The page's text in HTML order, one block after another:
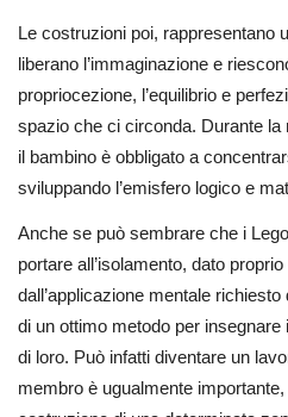
Le costruzioni poi, rappresentano
liberano l’immaginazione e
propriocezione, l’equilibrio e
spazio che ci circonda. Durante
il bambino è obbligato a
sviluppando l’emisfero logico e
Anche se può sembrare che i
portare all’isolamento, dato proprio
dall’applicazione mentale
di un ottimo metodo per
di loro. Può infatti diventare un
membro è ugualmente